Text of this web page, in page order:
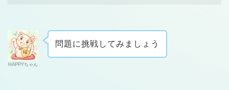
HAPPYちゃん
問題に挑戦してみましょう